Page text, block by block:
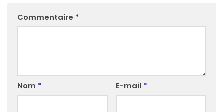
Commentaire *
Nom * E-mail *